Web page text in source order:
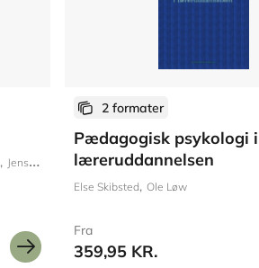
Jens Jørgen Hansen Michael Wahl Andersen
2 formater
Pædagogisk psykologi i
læreruddannelsen
Else Skibsted Ole Løw
Fra
359,95 KR.